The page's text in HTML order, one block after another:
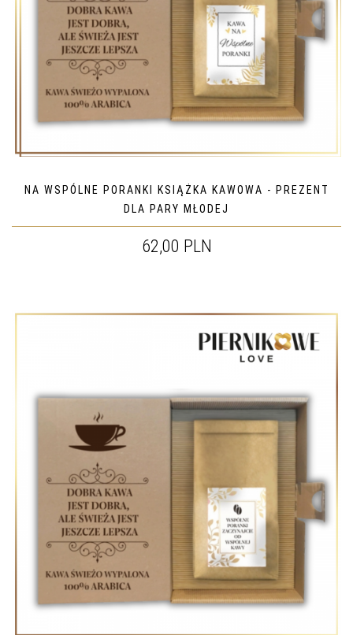
NA WSPÓLNE PORANKI KSIĄŻKA KAWOWA - PREZENT
DLA PARY MŁODEJ
62,00 PLN